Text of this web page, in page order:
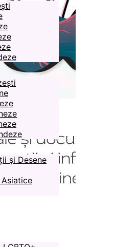
și Desene